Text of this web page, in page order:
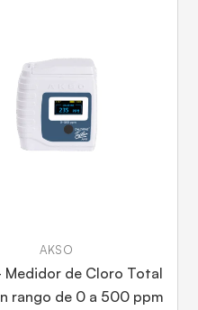
AKSO
Medidor de Cloro Total
rango de 0 a 500 ppm